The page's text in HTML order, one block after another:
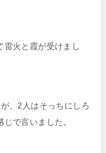
雷火と霞が受けまし
、2人はそっちにしろ
で言いました。